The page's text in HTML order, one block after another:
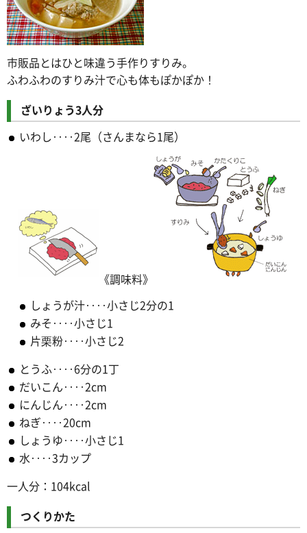
市販品とはひと味違う手作りすりみ。
ふわふわのすりみ汁で心も体もぽかぽか！
ざいりょう3人分
いわし‥‥2尾（さんまなら1尾）
《調味料》
しょうが汁‥‥小さじ2分の1
みそ‥‥小さじ1
片栗粉‥‥小さじ2
とうふ‥‥6分の1丁
だいこん‥‥2cm
にんじん‥‥2cm
ねぎ‥‥20cm
しょうゆ‥‥小さじ1
水‥‥3カップ
一人分：104kcal
つくりかた